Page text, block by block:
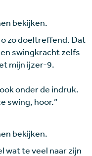
bekijken.
zo doeltreffend. Dat
swingkracht zelfs
mijn ijzer-9.
onder de indruk.
swing, hoor.”
bekijken.
wat te veel naar zijn